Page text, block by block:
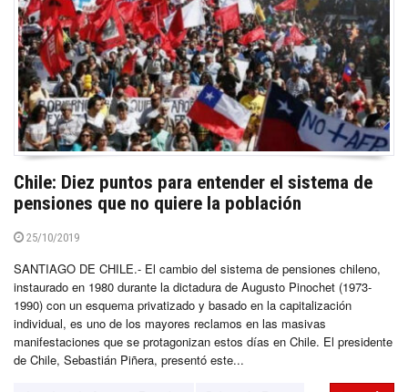
Chile: Diez puntos para entender el sistema de
pensiones que no quiere la población
25/10/2019
SANTIAGO DE CHILE.- El cambio del sistema de pensiones chileno,
instaurado en 1980 durante la dictadura de Augusto Pinochet (1973-
1990) con un esquema privatizado y basado en la capitalización
individual, es uno de los mayores reclamos en las masivas
manifestaciones que se protagonizan estos días en Chile. El presidente
de Chile, Sebastián Piñera, presentó este...